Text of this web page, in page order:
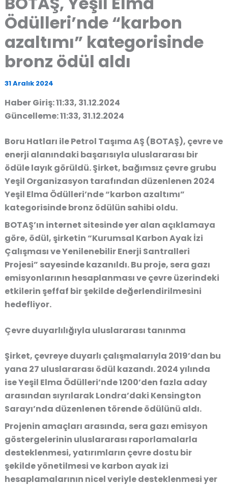
Ödülleri’nde “karbon
azaltımı” kategorisinde
bronz ödül aldı
31 Aralık 2024
Haber Giriş: 11:33, 31.12.2024
Güncelleme: 11:33, 31.12.2024
Boru Hatları ile Petrol Taşıma AŞ (BOTAŞ), çevre ve
enerji alanındaki başarısıyla uluslararası bir
ödüle layık görüldü. Şirket, bağımsız çevre grubu
Yeşil Organizasyon tarafından düzenlenen 2024
Yeşil Elma Ödülleri’nde “karbon azaltımı”
kategorisinde bronz ödülün sahibi oldu.
BOTAŞ’ın internet sitesinde yer alan açıklamaya
göre, ödül, şirketin “Kurumsal Karbon Ayak İzi
Çalışması ve Yenilenebilir Enerji Santralleri
Projesi” sayesinde kazanıldı. Bu proje, sera gazı
emisyonlarının hesaplanması ve çevre üzerindeki
etkilerin şeffaf bir şekilde değerlendirilmesini
hedefliyor.
Çevre duyarlılığıyla uluslararası tanınma
Şirket, çevreye duyarlı çalışmalarıyla 2019’dan bu
yana 27 uluslararası ödül kazandı. 2024 yılında
ise Yeşil Elma Ödülleri’nde 1200’den fazla aday
arasından sıyrılarak Londra’daki Kensington
Sarayı’nda düzenlenen törende ödülünü aldı.
Projenin amaçları arasında, sera gazı emisyon
göstergelerinin uluslararası raporlamalarla
desteklenmesi, yatırımların çevre dostu bir
şekilde yönetilmesi ve karbon ayak izi
hesaplamalarının nicel veriyle desteklenmesi yer